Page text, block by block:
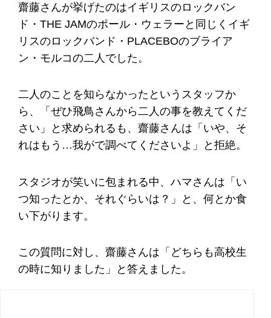
齋藤さんが挙げたのはイギリスのロックバン
ド・THE JAMのポール・ウェラーと同じくイギ
リスのロックバンド・PLACEBOのブライア
ン・モルコの二人でした。
二人のことを知らなかったというスタッフか
ら、「ぜひ飛鳥さんから二人の事を教えてくだ
さい」と求められるも、齋藤さんは「いや、そ
れはもう…我がで調べてくださいよ」と拒絶。
スタジオが笑いに包まれる中、ハマさんは「い
つ知ったとか、それぐらいは？」と、何とか食
い下がります。
この質問に対し、齋藤さんは「どちらも高校生
の時に知りました」と答えました。